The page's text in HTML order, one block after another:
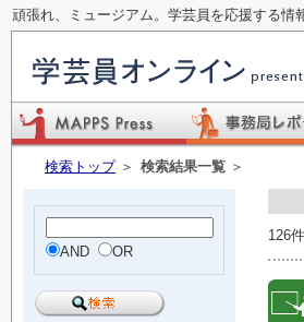
頑張れ、ミュージアム。学芸員を応援する情
検索トップ ＞ 検索結果一覧 ＞
AND OR
126